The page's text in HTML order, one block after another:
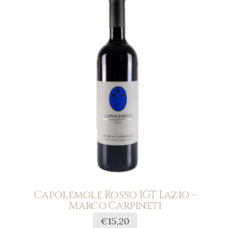
Capolemole Rosso IGT Lazio –
Marco Carpineti
€15,20